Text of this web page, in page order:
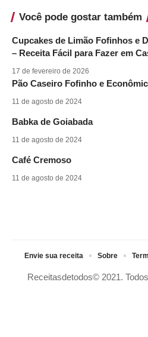
Você pode gostar também
Cupcakes de Limão Fofinhos e
– Receita Fácil para Fazer em
17 de fevereiro de 2026
Pão Caseiro Fofinho e
11 de agosto de 2024
Babka de Goiabada
11 de agosto de 2024
Café Cremoso
11 de agosto de 2024
Receitasdetodos© 2021.
Envie sua receita Sobre